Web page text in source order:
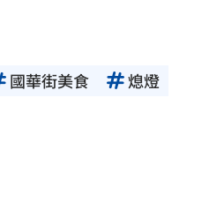
國華街美食 熄燈